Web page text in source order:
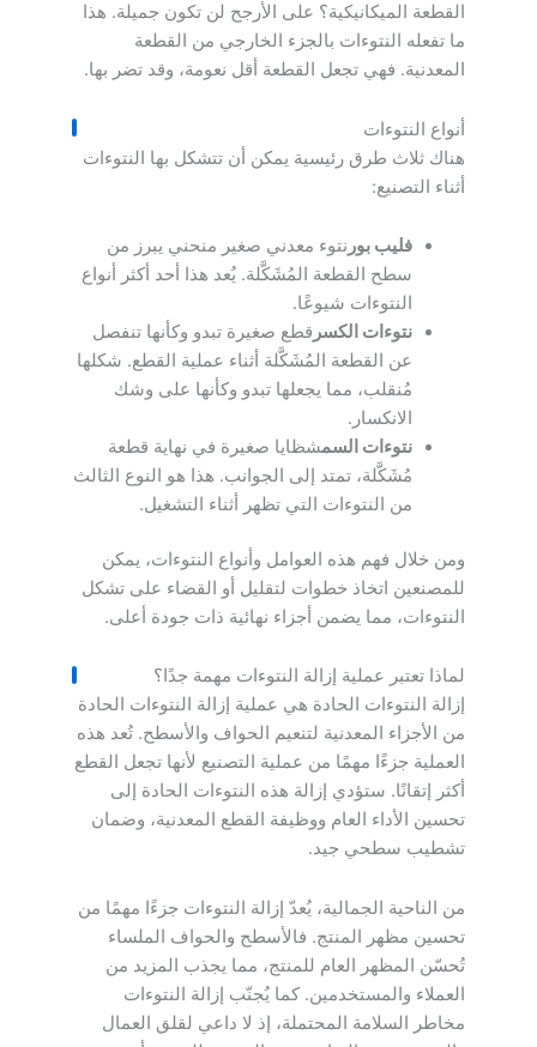
القطعة الميكانيكية؟ على الأرجح لن تكون جميلة. هذا
ما تفعله النتوءات بالجزء الخارجي من القطعة
المعدنية. فهي تجعل القطعة أقل نعومة، وقد تضر بها.
أنواع النتوءات
هناك ثلاث طرق رئيسية يمكن أن تتشكل بها النتوءات
أثناء التصنيع:
فليب بور نتوء معدني صغير منحني يبرز من
سطح القطعة المُشَكَّلة. يُعد هذا أحد أكثر أنواع
النتوءات شيوعًا.
نتوءات الكسر قطع صغيرة تبدو وكأنها تنفصل
عن القطعة المُشَكَّلة أثناء عملية القطع. شكلها
مُنقلب، مما يجعلها تبدو وكأنها على وشك
الانكسار.
نتوءات السمشظايا صغيرة في نهاية قطعة
مُشَكَّلة، تمتد إلى الجوانب. هذا هو النوع الثالث
من النتوءات التي تظهر أثناء التشغيل.
ومن خلال فهم هذه العوامل وأنواع النتوءات، يمكن
للمصنعين اتخاذ خطوات لتقليل أو القضاء على تشكل
النتوءات، مما يضمن أجزاء نهائية ذات جودة أعلى.
لماذا تعتبر عملية إزالة النتوءات مهمة جدًا؟
إزالة النتوءات الحادة هي عملية إزالة النتوءات الحادة
من الأجزاء المعدنية لتنعيم الحواف والأسطح. تُعد هذه
العملية جزءًا مهمًا من عملية التصنيع لأنها تجعل القطع
أكثر إتقانًا. ستؤدي إزالة هذه النتوءات الحادة إلى
تحسين الأداء العام ووظيفة القطع المعدنية، وضمان
تشطيب سطحي جيد.
من الناحية الجمالية، يُعدّ إزالة النتوءات جزءًا مهمًا من
تحسين مظهر المنتج. فالأسطح والحواف الملساء
تُحسّن المظهر العام للمنتج، مما يجذب المزيد من
العملاء والمستخدمين. كما يُجنّب إزالة النتوءات
مخاطر السلامة المحتملة، إذ لا داعي لقلق العمال